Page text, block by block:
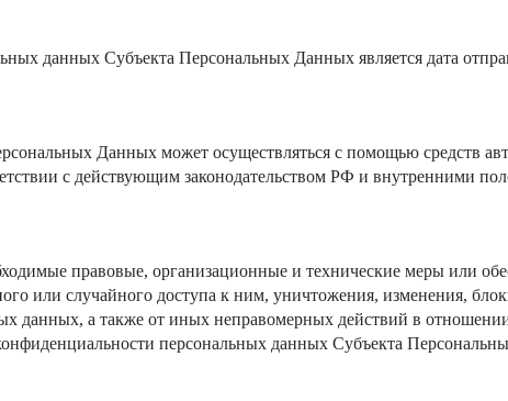
данных Субъекта Персональных Данных является дата
Данных может осуществляться с помощью средств
с действующим законодательством РФ и внутренними
правовые, организационные и технические меры или
или случайного доступа к ним, уничтожения, изменения,
данных, а также от иных неправомерных действий в
персональных данных Субъекта